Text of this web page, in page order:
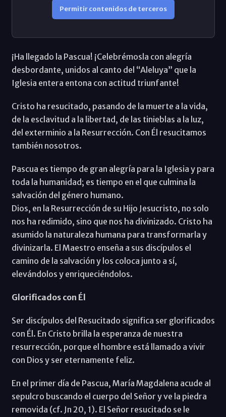
Permitir contenidos de terceros
¡Ha llegado la Pascua! ¡Celebrémosla con alegrí­a
desbordante, unidos al canto del “Aleluya” que la
Iglesia entera entona con actitud triunfante!
Cristo ha resucitado, pasando de la muerte a la vida,
de la esclavitud a la libertad, de las tinieblas a la luz,
del exterminio a la Resurrección. Con Él resucitamos
también nosotros.
Pascua es tiempo de gran alegría para la Iglesia y para
toda la humanidad; es tiempo en el que culmina la
salvación del género humano.
Dios, en la Resurrección de su Hijo Jesucristo, no solo
nos ha redimido, sino que nos ha divinizado. Cristo ha
asumido la naturaleza humana para transformarla y
divinizarla. El Maestro enseña a sus discípulos el
camino de la salvación y los coloca junto a sí­,
elevándolos y enriqueciéndolos.
Glorificados con Él
Ser discí­pulos del Resucitado significa ser glorificados
con Él. En Cristo brilla la esperanza de nuestra
resurrección, porque el hombre está llamado a vivir
con Dios y ser eternamente feliz.
En el primer día de Pascua, María Magdalena acude al
sepulcro buscando el cuerpo del Señor y ve la piedra
removida (cf. Jn 20, 1). El Señor resucitado se le